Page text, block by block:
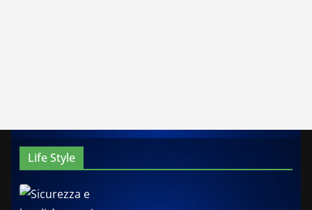
Life Style